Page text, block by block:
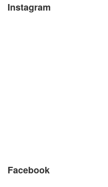
Instagram
Facebook